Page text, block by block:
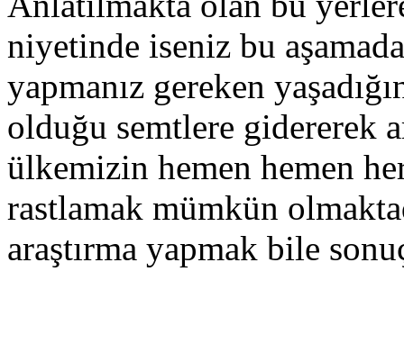
niyetinde iseniz bu
yapmanız gereken
olduğu semtlere gidererek
ülkemizin hemen hemen
rastlamak mümkün
araştırma yapmak bile